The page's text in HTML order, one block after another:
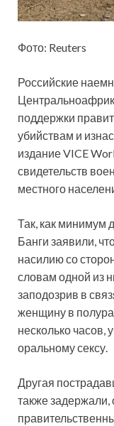
Фото: Reuters
Российские
поддержки
убийствам и
издание VICE
свидетельств
местного
Так, как минимум
Банги заявили,
насилию со
словам одной из
заподозрив в
женщину в
несколько часов,
оральному сексу.
Другая
также задержали,